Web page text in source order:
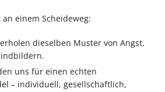
einem Scheideweg:
dieselben Muster von Angst,
uns für einen echten
– individuell, gesellschaftlich,